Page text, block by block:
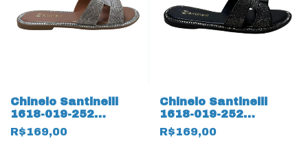
Chinelo Santinelli
1618-019-252
Rasteirinha Strass
18793 Prata
R$169,00
Chinelo Santinelli
1618-019-252
Rasteirinha com
Strass 18794 Preto
R$169,00